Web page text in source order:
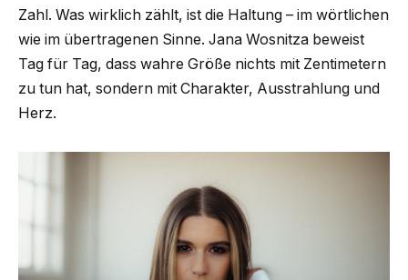
Zahl. Was wirklich zählt, ist die Haltung – im wörtlichen
wie im übertragenen Sinne. Jana Wosnitza beweist
Tag für Tag, dass wahre Größe nichts mit Zentimetern
zu tun hat, sondern mit Charakter, Ausstrahlung und
Herz.